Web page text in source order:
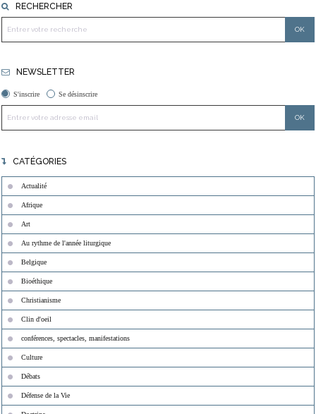
RECHERCHER
NEWSLETTER
S'inscrire Se désinscrire
CATÉGORIES
Actualité
Afrique
Art
Au rythme de l'année liturgique
Belgique
Bioéthique
Christianisme
Clin d'oeil
conférences, spectacles, manifestations
Culture
Débats
Défense de la Vie